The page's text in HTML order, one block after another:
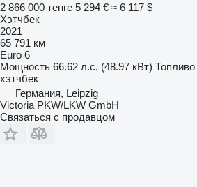
2 866 000 тенге 5 294 € ≈ 6 117 $
Хэтчбек
2021
65 791 км
Euro 6
Мощность 66.62 л.с. (48.97 кВт) Топливо
хэтчбек
Германия, Leipzig
Victoria PKW/LKW GmbH
Связаться с продавцом